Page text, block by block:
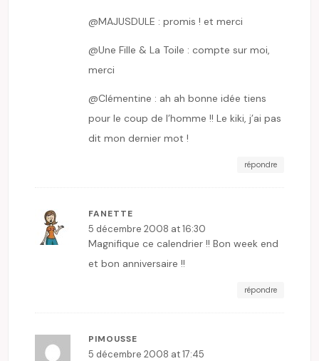
@MAJUSDULE : promis ! et merci
@Une Fille & La Toile : compte sur moi,
merci
@Clémentine : ah ah bonne idée tiens
pour le coup de l’homme !! Le kiki, j’ai pas
dit mon dernier mot !
répondre
FANETTE
5 décembre 2008 at 16:30
Magnifique ce calendrier !! Bon week end
et bon anniversaire !!
répondre
PIMOUSSE
5 décembre 2008 at 17:45